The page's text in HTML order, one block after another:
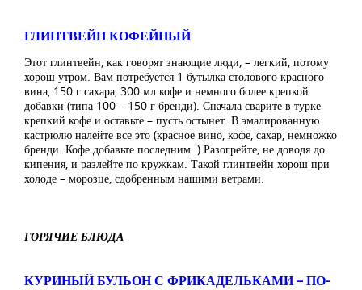
ГЛИНТВЕЙН КОФЕЙНЫЙ
Этот глинтвейн, как говорят знающие люди, – легкий, потому
хорош утром. Вам потребуется 1 бутылка столового красного
вина, 150 г сахара, 300 мл кофе и немного более крепкой
добавки (типа 100 – 150 г бренди). Сначала сварите в турке
крепкий кофе и оставьте – пусть остынет. В эмалированную
кастрюлю налейте все это (красное вино, кофе, сахар, немножко
бренди. Кофе добавьте последним. ) Разогрейте, не доводя до
кипения, и разлейте по кружкам. Такой глинтвейн хорош при
холоде – морозце, сдобренным нашими ветрами.
ГОРЯЧИЕ БЛЮДА
КУРИНЫЙ БУЛЬОН С ФРИКАДЕЛЬКАМИ – ПО-